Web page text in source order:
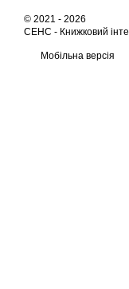
© 2021 - 2026
СЕНС - Книжковий
Мобільна версія